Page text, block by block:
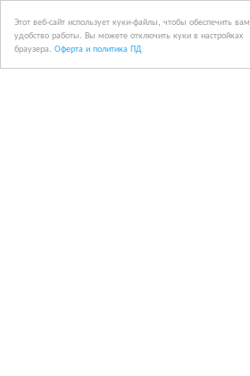
Этот веб-сайт использует куки-файлы, чтобы обеспечить вам
удобство работы. Вы можете отключить куки в настройках
браузера. Оферта и политика ПД